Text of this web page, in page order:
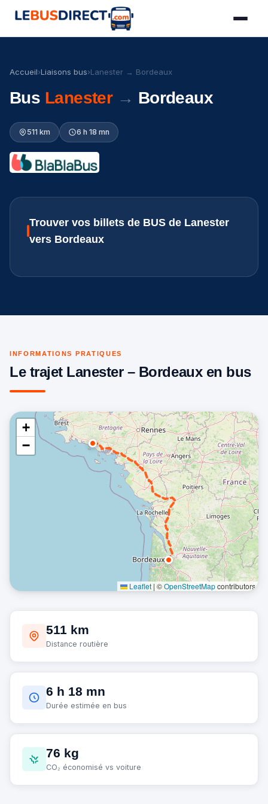
Accueil›Liaisons bus›Lanester → Bordeaux
Bus Lanester → Bordeaux
511 km 6 h 18 mn
Trouver vos billets de BUS de Lanester
vers Bordeaux
INFORMATIONS PRATIQUES
Le trajet Lanester – Bordeaux en bus
+
−
Leaflet | ©OpenStreetMapcontributors
511 km
Distance routière
6 h 18 mn
Durée estimée en bus
76 kg
CO₂ économisé vs voiture